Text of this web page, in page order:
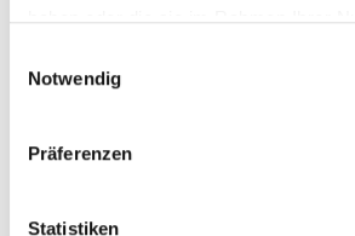
haben oder die sie im Rahmen Ihrer
Notwendig
Präferenzen
Statistiken
Dem Verein gehören aktuell 14 Mitglieder an.
in die Arbeit rund um die Mensa ein. Aus dem
Gesamtschule gehören Lehrerinnen und Lehrer
die Vorsitzenden Martin Roling und